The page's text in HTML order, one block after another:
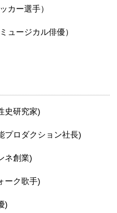
ー選手）
ージカル俳優）
研究家)
ロダクション社長)
ネ創業)
ク歌手)
)